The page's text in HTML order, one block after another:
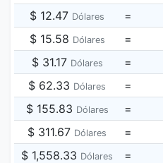
$ 12.47 Dólares =
$ 15.58 Dólares =
$ 31.17 Dólares =
$ 62.33 Dólares =
$ 155.83 Dólares =
$ 311.67 Dólares =
$ 1,558.33 Dólares =